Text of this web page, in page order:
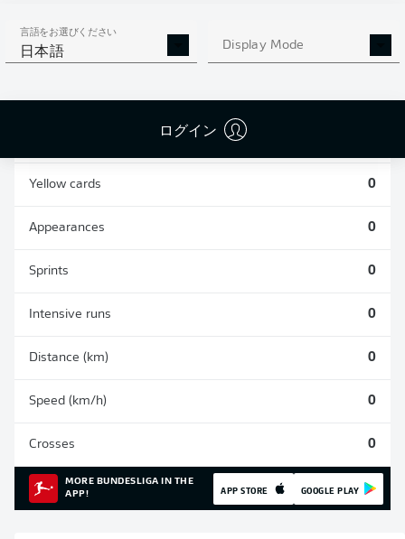
言語をお選びください
日本語 Display Mode
ログイン
AERIAL DUELS
WON
Yellow cards 0
Appearances 0
Sprints 0
Intensive runs 0
Distance (km) 0
Speed (km/h) 0
Crosses 0
MORE BUNDESLIGA IN THE
APP!
APP STORE GOOGLE PLAY